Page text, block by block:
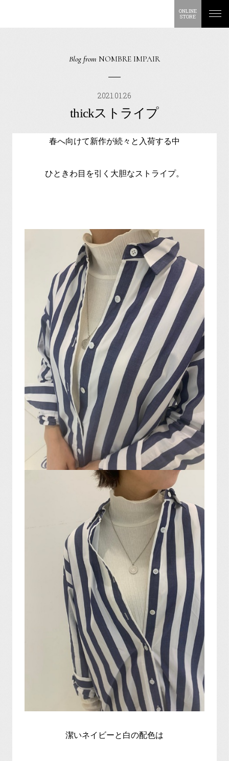
ONLINE
STORE
Blog from NOMBRE IMPAIR
2021.01.26
thickストライプ
春へ向けて新作が続々と入荷する中
ひときわ目を引く大胆なストライプ。
潔いネイビーと白の配色は